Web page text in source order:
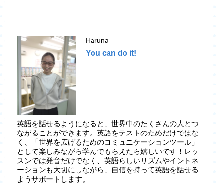
Haruna
You can do it!
英語を話せるようになると、世界中のたくさんの人とつ
ながることができます。英語をテストのためだけではな
く、「世界を広げるためのコミュニケーションツール」
として楽しみながら学んでもらえたら嬉しいです！レッ
スンでは発音だけでなく、英語らしいリズムやイントネ
ーションも大切にしながら、自信を持って英語を話せる
ようサポートします。